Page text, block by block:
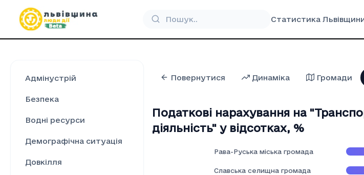
Статистика
Адмінустрій
Безпека
Водні ресурси
Демографічна ситуація
Довкілля
Повернутися Динаміка Громади
Податкові нарахування на
дiяльнiсть" у відсотках, %
Рава-Руська міська громада
Славська селищна громада